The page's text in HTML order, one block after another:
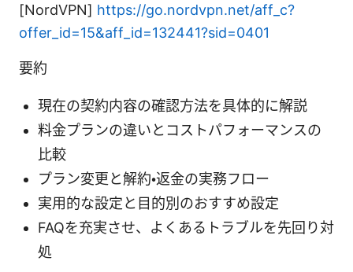
[NordVPN] https://go.nordvpn.net/aff_c?
offer_id=15&aff_id=132441?sid=0401
要約
現在の契約内容の確認方法を具体的に解説
料金プランの違いとコストパフォーマンスの
比較
プラン変更と解約・返金の実務フロー
実用的な設定と目的別のおすすめ設定
FAQを充実させ、よくあるトラブルを先回り対
処